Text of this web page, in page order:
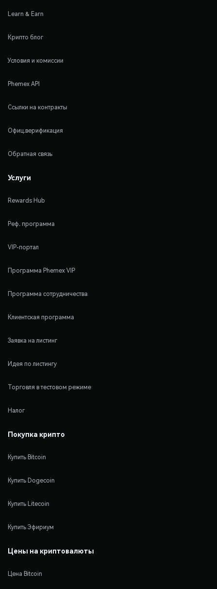
Learn & Earn
Крипто блог
Условия и комиссии
Phemex API
Ссылки на контракты
Офиц.верификация
Обратная связь
Услуги
Rewards Hub
Реф. программа
VIP-портал
Программа Phemex VIP
Программа сотрудничества
Клиентская программа
Заявка на листинг
Идея по листингу
Торговля в тестовом режиме
Налог
Покупка крипто
Купить Bitcoin
Купить Dogecoin
Купить Litecoin
Купить Эфириум
Цены на криптовалюты
Цена Bitcoin